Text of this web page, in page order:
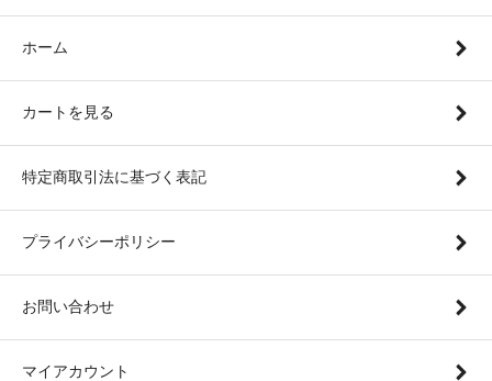
ホーム
カートを見る
特定商取引法に基づく表記
プライバシーポリシー
お問い合わせ
マイアカウント